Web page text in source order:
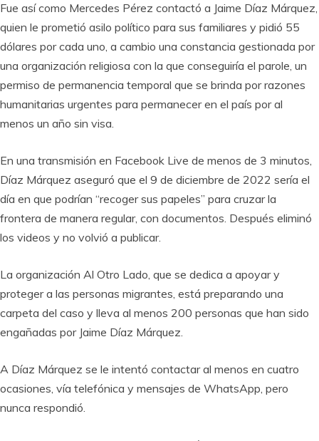
Fue así como Mercedes Pérez contactó a Jaime Díaz Márquez,
quien le prometió asilo político para sus familiares y pidió 55
dólares por cada uno, a cambio una constancia gestionada por
una organización religiosa con la que conseguiría el parole, un
permiso de permanencia temporal que se brinda por razones
humanitarias urgentes para permanecer en el país por al
menos un año sin visa.
En una transmisión en Facebook Live de menos de 3 minutos,
Díaz Márquez aseguró que el 9 de diciembre de 2022 sería el
día en que podrían “recoger sus papeles” para cruzar la
frontera de manera regular, con documentos. Después eliminó
los videos y no volvió a publicar.
La organización Al Otro Lado, que se dedica a apoyar y
proteger a las personas migrantes, está preparando una
carpeta del caso y lleva al menos 200 personas que han sido
engañadas por Jaime Díaz Márquez.
A Díaz Márquez se le intentó contactar al menos en cuatro
ocasiones, vía telefónica y mensajes de WhatsApp, pero
nunca respondió.